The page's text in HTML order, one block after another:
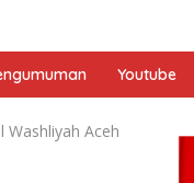
Youtube
Washliyah Aceh